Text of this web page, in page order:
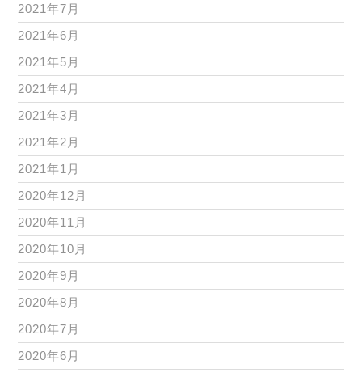
2021年7月
2021年6月
2021年5月
2021年4月
2021年3月
2021年2月
2021年1月
2020年12月
2020年11月
2020年10月
2020年9月
2020年8月
2020年7月
2020年6月